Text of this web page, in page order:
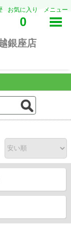
お気に入り
0
メニュー
銀座店